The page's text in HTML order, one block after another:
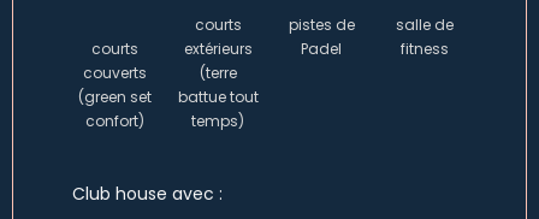
courts
couverts
(green set
confort)
courts
extérieurs
(terre
battue tout
temps)
pistes de
Padel
salle de
fitness
Club house avec :